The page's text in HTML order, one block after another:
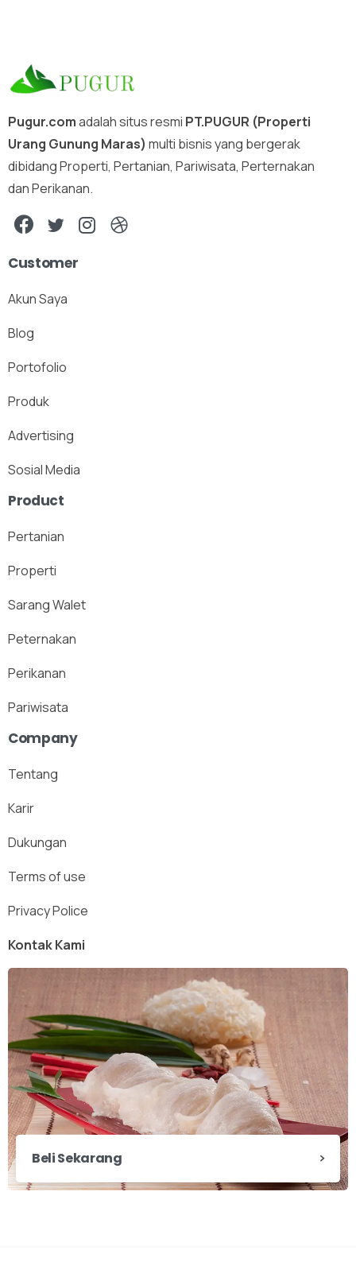
Pugur.comadalah situs resmi PT.PUGUR (Properti
Urang Gunung Maras) multi bisnis yang bergerak
dibidang Properti, Pertanian, Pariwisata, Perternakan
dan Perikanan.
Customer
Akun Saya
Blog
Portofolio
Produk
Advertising
Sosial Media
Product
Pertanian
Properti
Sarang Walet
Peternakan
Perikanan
Pariwisata
Company
Tentang
Karir
Dukungan
Terms of use
Privacy Police
Kontak Kami
Beli Sekarang